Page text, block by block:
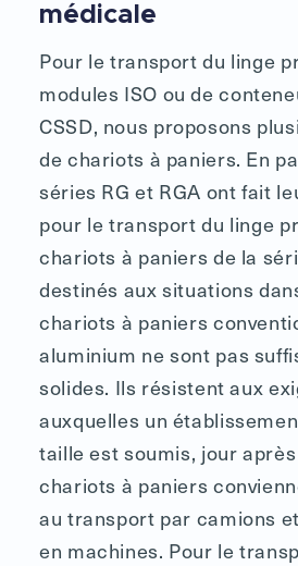
médicale
Pour le transport du linge
modules ISO ou de
CSSD, nous proposons
de chariots à paniers. En
séries RG et RGA ont fait
pour le transport du linge
chariots à paniers de la
destinés aux situations
chariots à paniers
aluminium ne sont pas
solides. Ils résistent aux
auxquelles un
taille est soumis, jour
chariots à paniers
au transport par camions
en machines. Pour le